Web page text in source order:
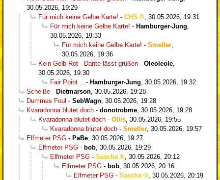
30.05.2026, 19:29
Für mich keine Gelbe Karte! - CHS , 30.05.2026, 19:31
Für mich keine Gelbe Karte! - Hamburger-Jung,
30.05.2026, 19:33
Für mich keine Gelbe Karte! - Smeller,
30.05.2026, 19:36
Kein Gelb Rot - Dante lässt grüßen - Oleoleole,
30.05.2026, 19:30
Fair Point… - Hamburger-Jung, 30.05.2026, 19:32
Scheiße - Dietmarson, 30.05.2026, 19:28
Dummes Foul - SebWagn, 30.05.2026, 19:28
Kvaradonna blutet doch - donotrobme, 30.05.2026, 19:28
Kvaradonna blutet doch - Ollis, 30.05.2026, 19:55
Kvaradonna blutet doch - Smeller, 30.05.2026, 19:57
Elfmeter PSG - PaBe, 30.05.2026, 19:27
Elfmeter PSG - bob, 30.05.2026, 19:29
Elfmeter PSG - Sascha , 30.05.2026, 20:12
Elfmeter PSG - bob, 30.05.2026, 20:16
Elfmeter PSG - Sascha , 30.05.2026, 20:19